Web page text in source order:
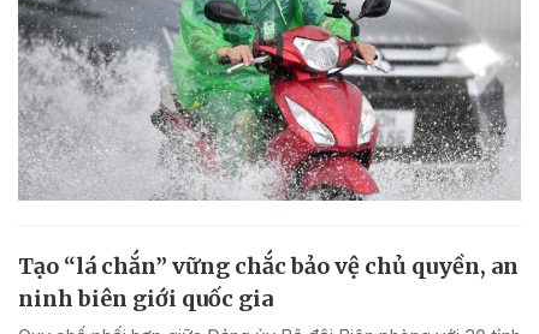
Tạo “lá chắn” vững chắc bảo vệ chủ quyền, an
ninh biên giới quốc gia